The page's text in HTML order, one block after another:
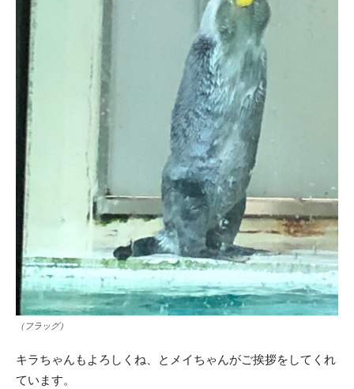
（フラッグ）
キラちゃんもよろしくね、とメイちゃんがご挨拶をしてくれ
ています。